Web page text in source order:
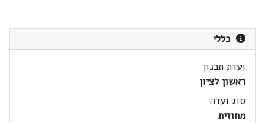
כללי
ועדת תכנון
ראשון לציון
סוג ועדה
מחוזית